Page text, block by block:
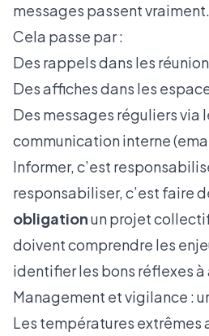
messages passent vraiment.
Cela passe par :
Des rappels dans les
Des affiches dans les
Des messages réguliers via
communication interne
Informer, c’est
responsabiliser, c’est faire
obligationun projet
doivent comprendre les
identifier les bons réflexes
Management et vigilance :
Les températures extrêmes